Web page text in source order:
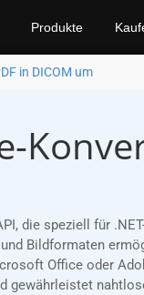
Produkte
in DICOM um
die speziell für
Bildformaten
Office oder